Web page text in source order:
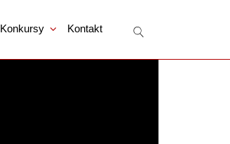
Konkursy Kontakt